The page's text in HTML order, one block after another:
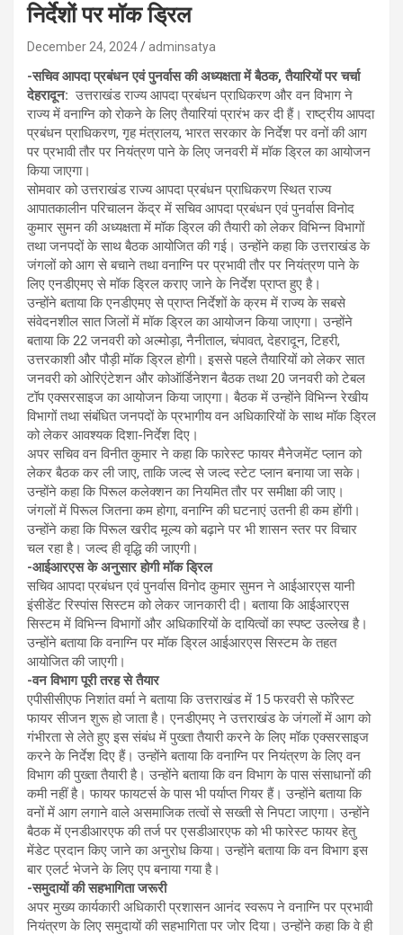
निर्देशों पर मॉक ड्रिल
December 24, 2024 adminsatya
-सचिव आपदा प्रबंधन एवं पुनर्वास की अध्यक्षता में बैठक, तैयारियों पर चर्चा
देहरादून: उत्तराखंड राज्य आपदा प्रबंधन प्राधिकरण और वन विभाग ने
राज्य में वनाग्नि को रोकने के लिए तैयारियां प्रारंभ कर दी हैं। राष्ट्रीय आपदा
प्रबंधन प्राधिकरण, गृह मंत्रालय, भारत सरकार के निर्देश पर वनों की आग
पर प्रभावी तौर पर नियंत्रण पाने के लिए जनवरी में मॉक ड्रिल का आयोजन
किया जाएगा।
सोमवार को उत्तराखंड राज्य आपदा प्रबंधन प्राधिकरण स्थित राज्य
आपातकालीन परिचालन केंद्र में सचिव आपदा प्रबंधन एवं पुनर्वास विनोद
कुमार सुमन की अध्यक्षता में मॉक ड्रिल की तैयारी को लेकर विभिन्न विभागों
तथा जनपदों के साथ बैठक आयोजित की गई। उन्होंने कहा कि उत्तराखंड के
जंगलों को आग से बचाने तथा वनाग्नि पर प्रभावी तौर पर नियंत्रण पाने के
लिए एनडीएमए से मॉक ड्रिल कराए जाने के निर्देश प्राप्त हुए है।
उन्होंने बताया कि एनडीएमए से प्राप्त निर्देशों के क्रम में राज्य के सबसे
संवेदनशील सात जिलों में मॉक ड्रिल का आयोजन किया जाएगा। उन्होंने
बताया कि 22 जनवरी को अल्मोड़ा, नैनीताल, चंपावत, देहरादून, टिहरी,
उत्तरकाशी और पौड़ी मॉक ड्रिल होगी। इससे पहले तैयारियों को लेकर सात
जनवरी को ओरिएंटेशन और कोऑर्डिनेशन बैठक तथा 20 जनवरी को टेबल
टॉप एक्सरसाइज का आयोजन किया जाएगा। बैठक में उन्होंने विभिन्न रेखीय
विभागों तथा संबंधित जनपदों के प्रभागीय वन अधिकारियों के साथ मॉक ड्रिल
को लेकर आवश्यक दिशा-निर्देश दिए।
अपर सचिव वन विनीत कुमार ने कहा कि फारेस्ट फायर मैनेजमेंट प्लान को
लेकर बैठक कर ली जाए, ताकि जल्द से जल्द स्टेट प्लान बनाया जा सके।
उन्होंने कहा कि पिरूल कलेक्शन का नियमित तौर पर समीक्षा की जाए।
जंगलों में पिरूल जितना कम होगा, वनाग्नि की घटनाएं उतनी ही कम होंगी।
उन्होंने कहा कि पिरूल खरीद मूल्य को बढ़ाने पर भी शासन स्तर पर विचार
चल रहा है। जल्द ही वृद्धि की जाएगी।
-आईआरएस के अनुसार होगी मॉक ड्रिल
सचिव आपदा प्रबंधन एवं पुनर्वास विनोद कुमार सुमन ने आईआरएस यानी
इंसीडेंट रिस्पांस सिस्टम को लेकर जानकारी दी। बताया कि आईआरएस
सिस्टम में विभिन्न विभागों और अधिकारियों के दायित्वों का स्पष्ट उल्लेख है।
उन्होंने बताया कि वनाग्नि पर मॉक ड्रिल आईआरएस सिस्टम के तहत
आयोजित की जाएगी।
-वन विभाग पूरी तरह से तैयार
एपीसीसीएफ निशांत वर्मा ने बताया कि उत्तराखंड में 15 फरवरी से फॉरेस्ट
फायर सीजन शुरू हो जाता है। एनडीएमए ने उत्तराखंड के जंगलों में आग को
गंभीरता से लेते हुए इस संबंध में पुख्ता तैयारी करने के लिए मॉक एक्सरसाइज
करने के निर्देश दिए हैं। उन्होंने बताया कि वनाग्नि पर नियंत्रण के लिए वन
विभाग की पुख्ता तैयारी है। उन्होंने बताया कि वन विभाग के पास संसाधानों की
कमी नहीं है। फायर फायटर्स के पास भी पर्याप्त गियर हैं। उन्होंने बताया कि
वनों में आग लगाने वाले असमाजिक तत्वों से सख्ती से निपटा जाएगा। उन्होंने
बैठक में एनडीआरएफ की तर्ज पर एसडीआरएफ को भी फारेस्ट फायर हेतु
मेंडेट प्रदान किए जाने का अनुरोध किया। उन्होंने बताया कि वन विभाग इस
बार एलर्ट भेजने के लिए एप बनाया गया है।
-समुदायों की सहभागिता जरूरी
अपर मुख्य कार्यकारी अधिकारी प्रशासन आनंद स्वरूप ने वनाग्नि पर प्रभावी
नियंत्रण के लिए समुदायों की सहभागिता पर जोर दिया। उन्होंने कहा कि वे ही